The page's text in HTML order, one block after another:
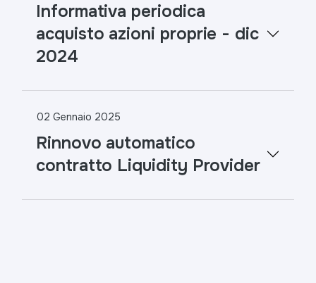
Informativa periodica
acquisto azioni proprie - dic
2024
02 Gennaio 2025
Rinnovo automatico
contratto Liquidity Provider